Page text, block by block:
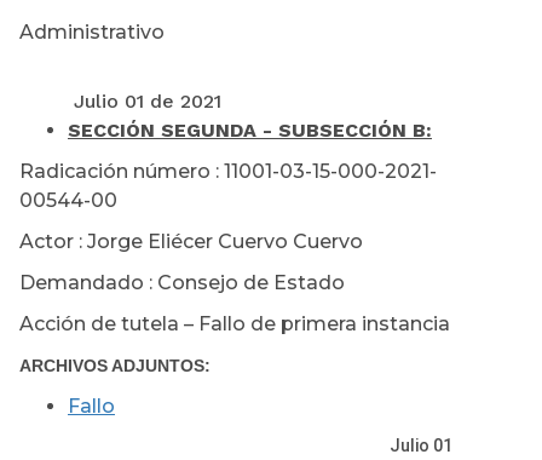
Administrativo
Julio 01 de 2021
SECCIÓN SEGUNDA - SUBSECCIÓN B:
Radicación número : 11001-03-15-000-2021-
00544-00
Actor : Jorge Eliécer Cuervo Cuervo
Demandado : Consejo de Estado
Acción de tutela – Fallo de primera instancia
ARCHIVOS ADJUNTOS:
Fallo
Julio 01